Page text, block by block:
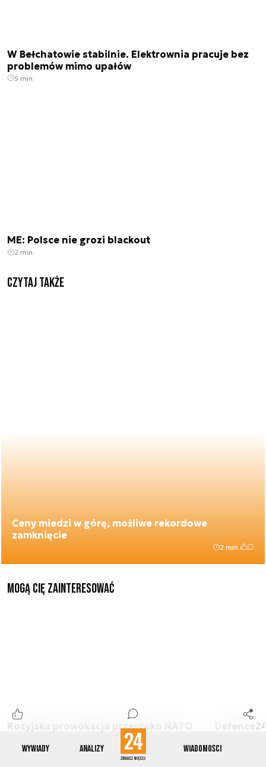
Wywiady Analizy Wiadomości
W Bełchatowie stabilnie. Elektrownia pracuje bez
problemów mimo upałów
5 min.
ME: Polsce nie grozi blackout
2 min.
Czytaj także
Ceny miedzi w górę, możliwe rekordowe
zamknięcie
2 min.
Mogą Cię zainteresować
Rosyjska prowokacja przeciwko NATO
jeszcze w trakcie wojny? Ostrzeżenie z
USA